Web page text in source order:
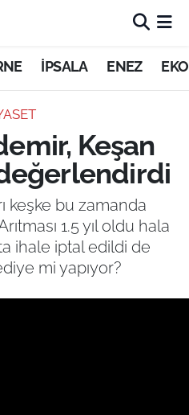
İPSALA ENEZ
Keşan
keşke bu zamanda
1.5 yıl oldu hala
ihale iptal edildi de
mi yapıyor?